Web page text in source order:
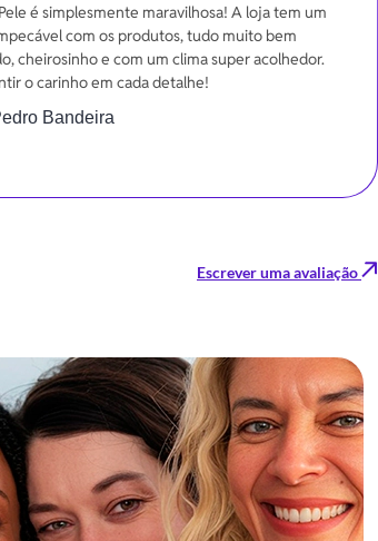
é simplesmente maravilhosa! A loja tem um
com os produtos, tudo muito bem
cheirosinho e com um clima super acolhedor.
o carinho em cada detalhe!
Bandeira
Escrever uma avaliação